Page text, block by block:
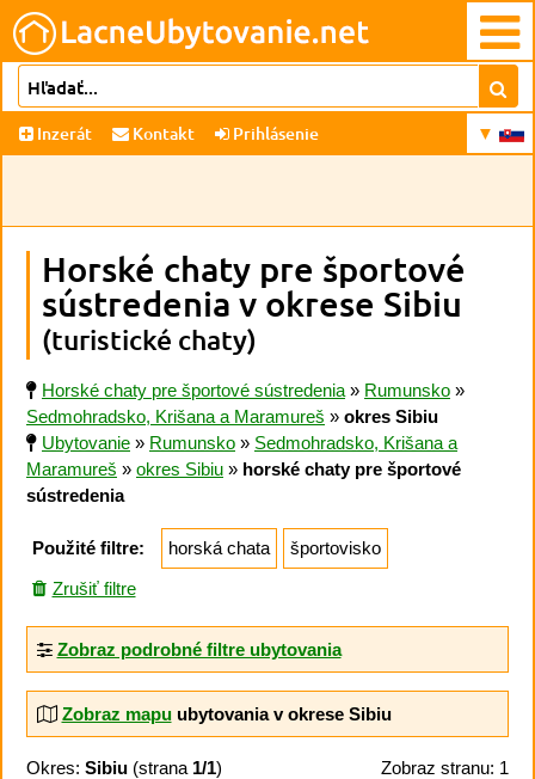
Inzerát Kontakt Prihlásenie
Horské chaty pre športové
sústredenia v okrese Sibiu
(turistické chaty)
Horské chaty pre športové sústredenia » Rumunsko »
Sedmohradsko, Krišana a Maramureš » okres Sibiu
Ubytovanie » Rumunsko » Sedmohradsko, Krišana a
Maramureš » okres Sibiu » horské chaty pre športové
sústredenia
Použité filtre: horská chata
športovisko
Zrušiť filtre
Zobraz podrobné filtre ubytovania
Zobraz mapuubytovania v okrese Sibiu
Okres: Sibiu (strana 1/1) Zobraz stranu: 1